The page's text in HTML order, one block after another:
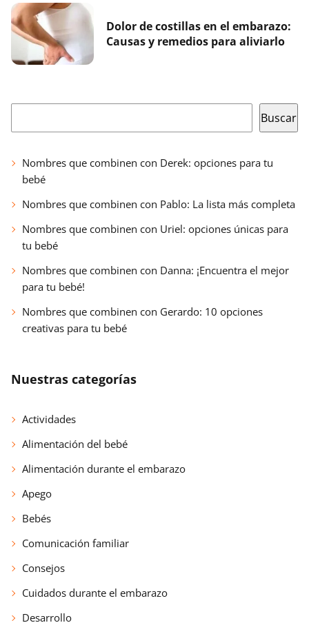
Dolor de costillas en el embarazo:
Causas y remedios para aliviarlo
Buscar
Nombres que combinen con Derek: opciones para tu
bebé
Nombres que combinen con Pablo: La lista más completa
Nombres que combinen con Uriel: opciones únicas para
tu bebé
Nombres que combinen con Danna: ¡Encuentra el mejor
para tu bebé!
Nombres que combinen con Gerardo: 10 opciones
creativas para tu bebé
Nuestras categorías
Actividades
Alimentación del bebé
Alimentación durante el embarazo
Apego
Bebés
Comunicación familiar
Consejos
Cuidados durante el embarazo
Desarrollo